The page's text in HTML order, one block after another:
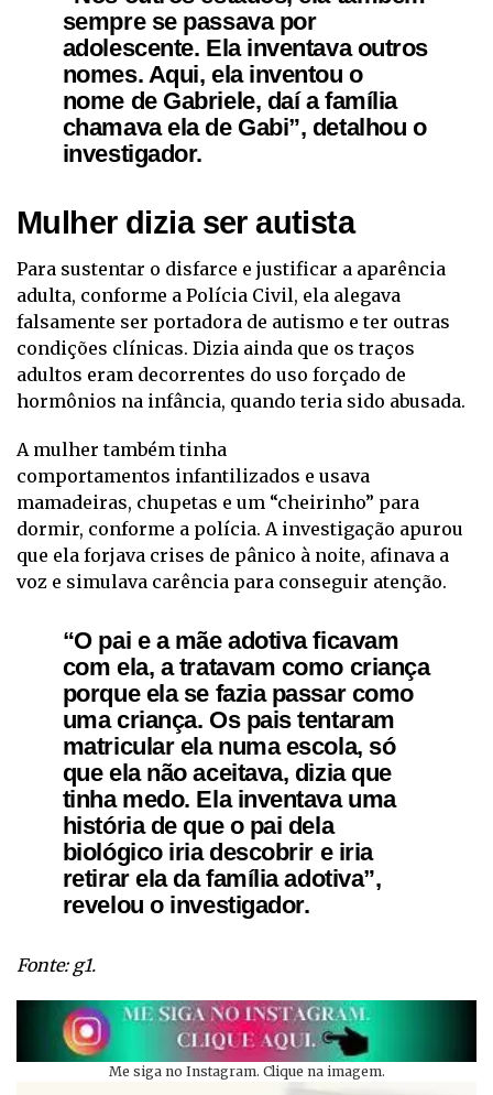
sempre se passava por
adolescente. Ela inventava outros
nomes. Aqui, ela inventou o
nome de Gabriele, daí a família
chamava ela de Gabi”, detalhou o
investigador.
Mulher dizia ser autista
Para sustentar o disfarce e justificar a aparência
adulta, conforme a Polícia Civil, ela alegava
falsamente ser portadora de autismo e ter outras
condições clínicas. Dizia ainda que os traços
adultos eram decorrentes do uso forçado de
hormônios na infância, quando teria sido abusada.
A mulher também tinha
comportamentos infantilizados e usava
mamadeiras, chupetas e um “cheirinho” para
dormir, conforme a polícia. A investigação apurou
que ela forjava crises de pânico à noite, afinava a
voz e simulava carência para conseguir atenção.
“O pai e a mãe adotiva ficavam
com ela, a tratavam como criança
porque ela se fazia passar como
uma criança. Os pais tentaram
matricular ela numa escola, só
que ela não aceitava, dizia que
tinha medo. Ela inventava uma
história de que o pai dela
biológico iria descobrir e iria
retirar ela da família adotiva”,
revelou o investigador.
Fonte: g1.
Me siga no Instagram. Clique na imagem.